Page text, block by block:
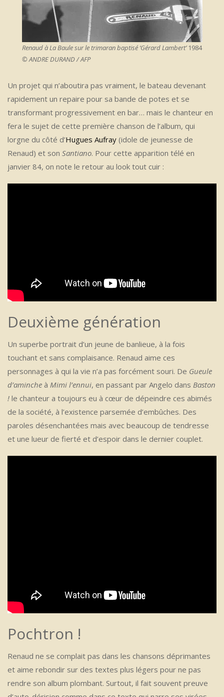
Renaud à La Baule sur le trimaran baptisé ‘Gérard Lambert’1984
© ANDRE DURAND / AFP
Un projet qui n’aboutira pas vraiment, le bateau devenant
rapidement un repaire pour sa bande de potes et se
transformant progressivement en bar… mais le chanteur en
fera le sujet de cette première chanson de l’album, qui
lorgne du côté d’Hugues Aufray (idole de jeunesse de
Renaud) et son Santiano. Pour cette apparition télé en
janvier 84, on note le retour au look tout cuir :
Deuxième génération
Un superbe portrait d’un jeune de banlieue, à la fois
touchant et sans complaisance. Renaud aime ces
personnages à qui la vie n’a pas forcément souri. De Gueule
d’aminche à Mimi l’ennui, en passant par Angelo dans Baston
! le chanteur a toujours eu à cœur de dépeindre ces abimés
de la société, à l’existence parsemée d’embûches. Des
paroles désenchantées mais avec beaucoup de tendresse
et une lueur de fierté et d’espoir dans le dernier couplet.
Pochtron !
Renaud ne se complait pas dans les chansons déprimantes
et aime rebondir sur des textes plus légers pour ne pas
rendre son album plombant. Surtout, il fait souvent preuve